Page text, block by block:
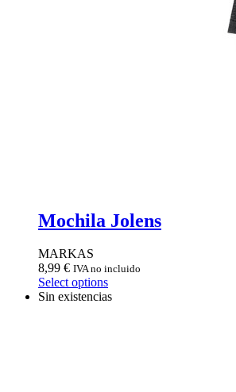
Mochila Jolens
MARKAS
8,99 € IVA no incluido
Select options
Sin existencias